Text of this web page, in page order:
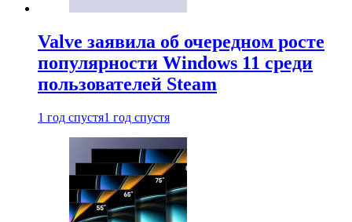
Valve заявила об очередном росте
популярности Windows 11 среди
пользователей Steam
1 год спустя1 год спустя